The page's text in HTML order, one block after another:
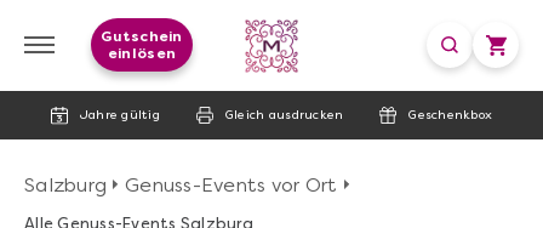
Jahre gültig Gleich ausdrucken Geschenkbox
Gutschein
einlösen
Salzburg Genuss-Events vor Ort
Alle Genuss-Events Salzburg